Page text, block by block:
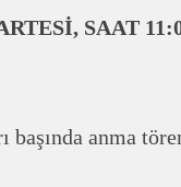
SAAT
anma